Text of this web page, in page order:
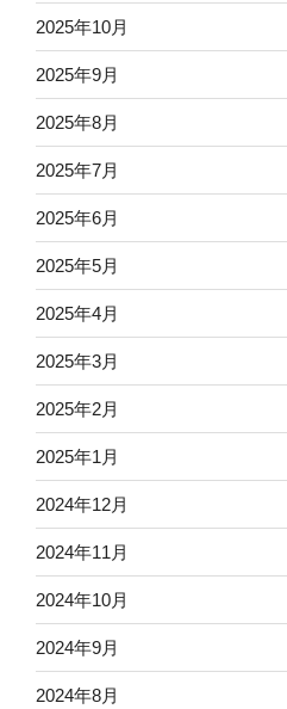
2025年10月
2025年9月
2025年8月
2025年7月
2025年6月
2025年5月
2025年4月
2025年3月
2025年2月
2025年1月
2024年12月
2024年11月
2024年10月
2024年9月
2024年8月